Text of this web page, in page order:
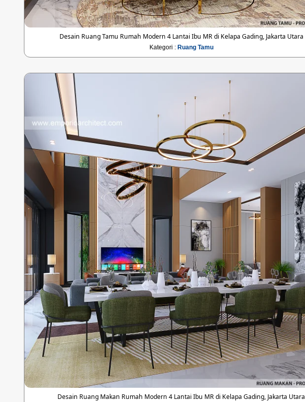
Desain Ruang Tamu Rumah Modern 4 Lantai Ibu MR di Kelapa Gading, Jakarta Utara
Kategori : Ruang Tamu
Desain Ruang Makan Rumah Modern 4 Lantai Ibu MR di Kelapa Gading, Jakarta Utara